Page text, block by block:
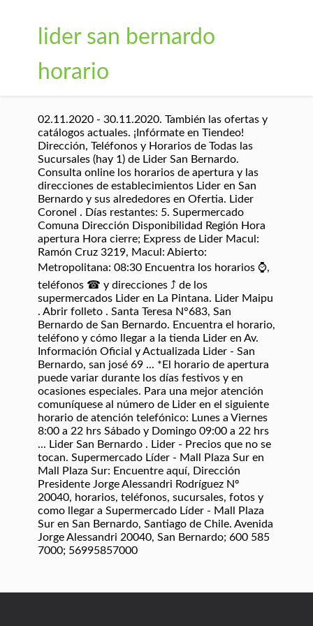
lider san bernardo
horario
02.11.2020 - 30.11.2020. También las ofertas y
catálogos actuales. ¡Infórmate en Tiendeo!
Dirección, Teléfonos y Horarios de Todas las
Sucursales (hay 1) de Lider San Bernardo.
Consulta online los horarios de apertura y las
direcciones de establecimientos Lider en San
Bernardo y sus alrededores en Ofertia. Lider
Coronel . Días restantes: 5. Supermercado
Comuna Dirección Disponibilidad Región Hora
apertura Hora cierre; Express de Lider Macul:
Ramón Cruz 3219, Macul: Abierto:
Metropolitana: 08:30 Encuentra los horarios ⌚,
teléfonos ☎ y direcciones ⤴ de los
supermercados Lider en La Pintana. Lider Maipu
. Abrir folleto . Santa Teresa N°683, San
Bernardo de San Bernardo. Encuentra el horario,
teléfono y cómo llegar a la tienda Lider en Av.
Información Oficial y Actualizada Lider - San
Bernardo, san josé 69 ... *El horario de apertura
puede variar durante los días festivos y en
ocasiones especiales. Para una mejor atención
comuníquese al número de Lider en el siguiente
horario de atención telefónico: Lunes a Viernes
8:00 a 22 hrs Sábado y Domingo 09:00 a 22 hrs
... Lider San Bernardo . Lider - Precios que no se
tocan. Supermercado Líder - Mall Plaza Sur en
Mall Plaza Sur: Encuentre aquí, Dirección
Presidente Jorge Alessandri Rodríguez Nº
20040, horarios, teléfonos, sucursales, fotos y
como llegar a Supermercado Líder - Mall Plaza
Sur en San Bernardo, Santiago de Chile. Avenida
Jorge Alessandri 20040, San Bernardo; 600 585
7000; 56995857000